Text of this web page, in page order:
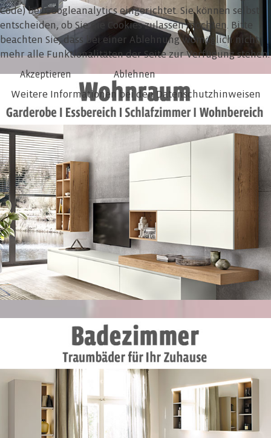
MEHR DAZU
MEHR DAZU
Code) bei Googleanalytics eingerichtet. Sie können selbst
entscheiden, ob Sie die Cookies zulassen möchten. Bitte
beachten Sie, dass bei einer Ablehnung womöglich nicht
mehr alle Funktionalitäten der Seite zur Verfügung stehen.
Akzeptieren Ablehnen
Weitere Informationen bei den Datenschutzhinweisen